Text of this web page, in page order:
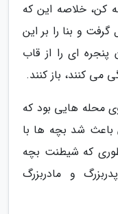
کن، خلاصه این که
و بنا را بر این
ای را از قاب
می کنند، باز کنند.
محله هایی بود که
باعث شد بچه ها با
طوری که شیطنت بچه
و مادربزرگ